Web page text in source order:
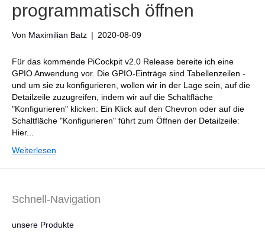
programmatisch öffnen
Von Maximilian Batz | 2020-08-09
Für das kommende PiCockpit v2.0 Release bereite ich eine
GPIO Anwendung vor. Die GPIO-Einträge sind Tabellenzeilen -
und um sie zu konfigurieren, wollen wir in der Lage sein, auf die
Detailzeile zuzugreifen, indem wir auf die Schaltfläche
"Konfigurieren" klicken: Ein Klick auf den Chevron oder auf die
Schaltfläche "Konfigurieren" führt zum Öffnen der Detailzeile:
Hier...
Weiterlesen
Schnell-Navigation
unsere Produkte